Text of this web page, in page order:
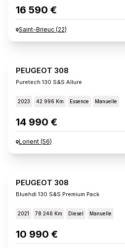
16 590 €
Saint-Brieuc (22)
PEUGEOT 308
Puretech 130 S&s Allure
2023 42 996 Km Essence Manuelle
14 990 €
Lorient (56)
PEUGEOT 308
Bluehdi 130 S&s Premium Pack
2021 78 246 Km Diesel Manuelle
10 990 €